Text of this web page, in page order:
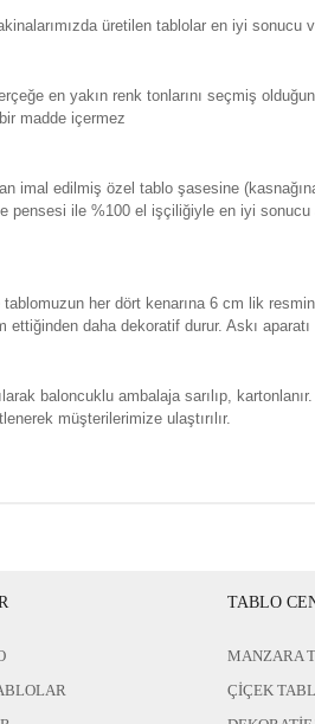
üretilen tablolar en iyi sonucu
en yakın renk tonlarını seçmiş
madde içermez
imal edilmiş özel tablo şasesine
ile %100 el işçiliğiyle en iyi sonucu
her dört kenarına 6 cm lik
daha dekoratif durur. Askı
baloncuklu ambalaja sarılıp,
müşterilerimize ulaştırılır.
TABLO
MANZARA
ÇİÇEK